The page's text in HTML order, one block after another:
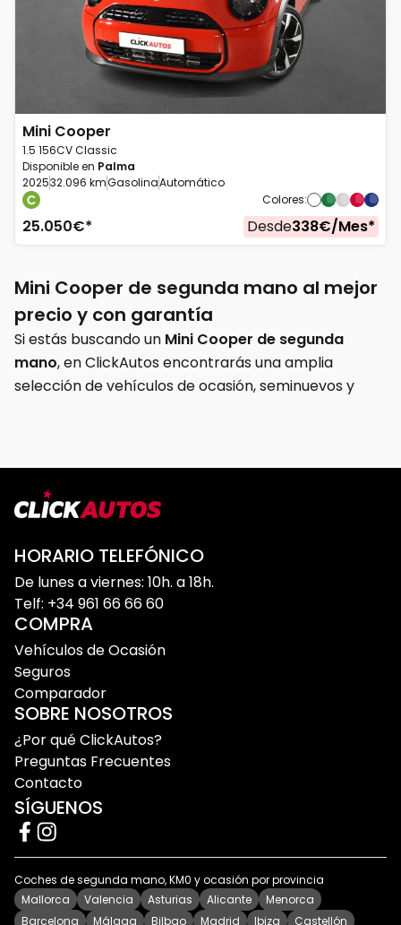
Mini Cooper
1.5 156CV Classic
Disponible en Palma
202532.096 kmGasolinaAutomático
Colores:
25.050€* Desde338€/Mes*
Mini Cooper de segunda mano al mejor
precio y con garantía
Si estás buscando un Mini Cooper de segunda
mano, en ClickAutos encontrarás una amplia
selección de vehículos de ocasión, seminuevos y
y comportamiento dinámico en carretera.
En nuestro catálogo podrás encontrar distintas
versiones del Mini Cooper con diferentes acabados,
motorizaciones y niveles de equipamiento para
adaptarse a tus necesidades y presupuesto. Todos
nuestros vehículos son revisados antes de la
entrega para garantizar seguridad y tranquilidad
durante la compra.
¿Por qué elegir un Mini Cooper de
ocasión?
El Mini Cooper es una excelente opción para quienes
buscan un coche compacto con personalidad,
tecnología y una experiencia de conducción
diferente.
Diseño icónico y estilo exclusivo
HORARIO TELEFÓNICO
De lunes a viernes: 10h. a 18h.
Telf: +34 961 66 66 60
COMPRA
Vehículos de Ocasión
Seguros
Comparador
SOBRE NOSOTROS
¿Por qué ClickAutos?
Preguntas Frecuentes
Contacto
SÍGUENOS
Coches de segunda mano, KM0 y ocasión por provincia
Mallorca
Valencia Asturias Alicante
Menorca
Barcelona
Málaga Bilbao Madrid Ibiza Castellón